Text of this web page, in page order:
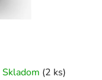
Skladom (2 ks)